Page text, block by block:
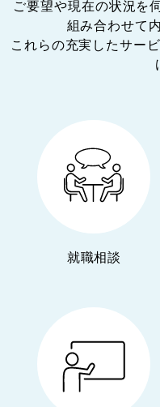
ご要望や現在の状況を
組み合わせて
これらの充実したサー
就職相談